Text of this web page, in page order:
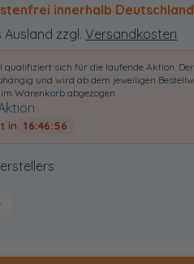
innerhalb
Ausland zzgl.Versandkosten
qualifiziert sich für die laufende Aktion.
und wird ab dem jeweiligen
Warenkorb abgezogen.
in 16:46:55